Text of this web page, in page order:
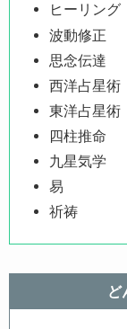
ヒーリング
波動修正
思念伝達
西洋占星術
東洋占星術
四柱推命
九星気学
易
祈祷
ど